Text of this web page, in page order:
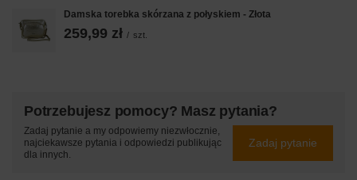
Damska torebka skórzana z połyskiem - Złota
259,99 zł / szt.
Potrzebujesz pomocy? Masz pytania?
Zadaj pytanie a my odpowiemy niezwłocznie,
najciekawsze pytania i odpowiedzi publikując
dla innych.
Zadaj pytanie